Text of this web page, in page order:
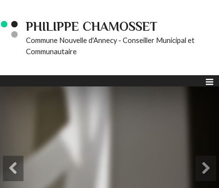
PHILIPPE CHAMOSSET
Commune Nouvelle d'Annecy - Conseiller Municipal et
Communautaire